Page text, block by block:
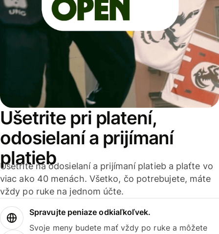
Ušetrite pri platení,
odosielaní a prijímaní
platieb
Ušetrite na odosielaní a prijímaní platieb a plaťte vo
viac ako 40 menách. Všetko, čo potrebujete, máte
vždy po ruke na jednom účte.
Spravujte peniaze odkiaľkoľvek.
Svoje meny budete mať vždy po ruke a môžete